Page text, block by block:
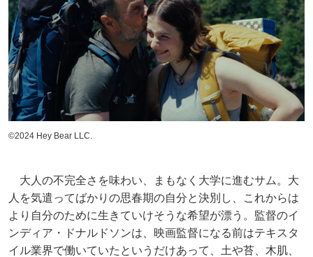
©2024 Hey Bear LLC.
大人の不完全さを味わい、まもなく大学に進むサム。大
人を気遣ってばかりの思春期の自分と決別し、これからは
より自分のために生きていけそうな希望が漂う。監督のイ
ンディア・ドナルドソンは、映画監督になる前はテキスタ
イル業界で働いていたというだけあって、土や苔、木肌、